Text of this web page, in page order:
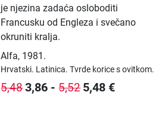
je njezina zadaća osloboditi
Francusku od Engleza i svečano
okruniti kralja.
Alfa, 1981.
Hrvatski. Latinica.Tvrde korice s ovitkom.
5,483,86 -5,52 5,48 €